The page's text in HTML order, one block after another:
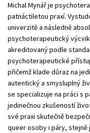
Michal Mynář je
patnáctiletou praxí.
univerzitě a následně
psychoterapeutický
akreditovaný podle
psychoterapeutické
přičemž klade důraz na
autentický a smysluplný
se specializuje na práci s
jedinečnou zkušeností
své praxi skutečně
queer osoby i páry, stejně